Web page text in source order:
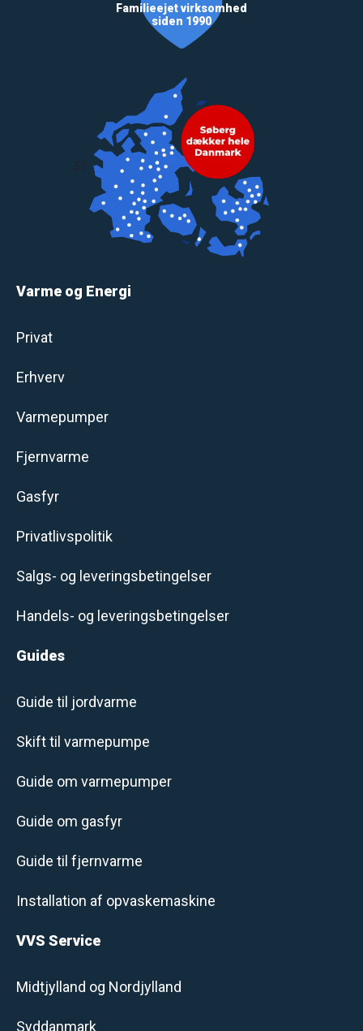
Familieejet virksomhed
siden 1990
57
Varme og Energi
Privat
Erhverv
Varmepumper
Fjernvarme
Gasfyr
Privatlivspolitik
Salgs- og leveringsbetingelser
Handels- og leveringsbetingelser
Guides
Guide til jordvarme
Skift til varmepumpe
Guide om varmepumper
Guide om gasfyr
Guide til fjernvarme
Installation af opvaskemaskine
VVS Service
Midtjylland og Nordjylland
Syddanmark